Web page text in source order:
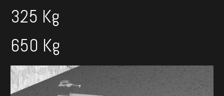
325 Kg
650 Kg